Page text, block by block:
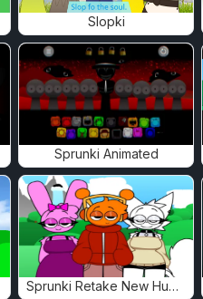
Slopki
Sprunki Animated
Sprunki Retake New Human